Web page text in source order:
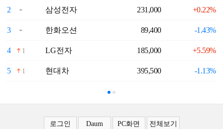
2 삼성전자 231,000 +0.22%
3 한화오션 89,400 -1.43%
4 1 LG전자 185,000 +5.59%
5 1 현대차 395,500 -1.13%
로그인 Daum PC화면 전체보기